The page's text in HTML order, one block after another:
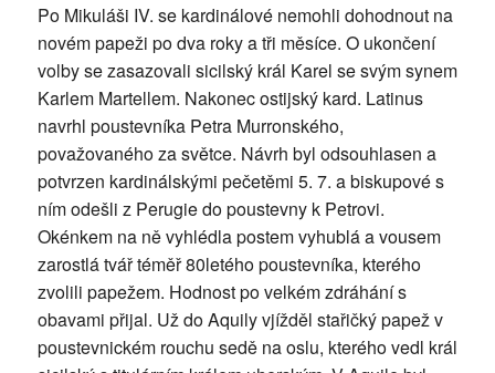
Po Mikuláši IV. se kardinálové nemohli dohodnout na
novém papeži po dva roky a tři měsíce. O ukončení
volby se zasazovali sicilský král Karel se svým synem
Karlem Martellem. Nakonec ostijský kard. Latinus
navrhl poustevníka Petra Murronského,
považovaného za světce. Návrh byl odsouhlasen a
potvrzen kardinálskými pečetěmi 5. 7. a biskupové s
ním odešli z Perugie do poustevny k Petrovi.
Okénkem na ně vyhlédla postem vyhublá a vousem
zarostlá tvář téměř 80letého poustevníka, kterého
zvolili papežem. Hodnost po velkém zdráhání s
obavami přijal. Už do Aquily vjížděl stařičký papež v
poustevnickém rouchu sedě na oslu, kterého vedl král